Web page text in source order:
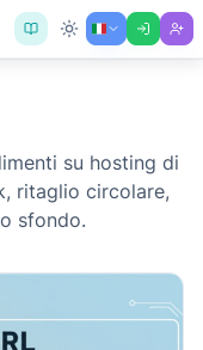
su hosting di
ritaglio circolare,
sfondo.